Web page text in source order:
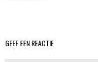
GEEF EEN REACTIE